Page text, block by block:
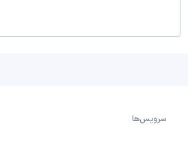
سرویس‌ها